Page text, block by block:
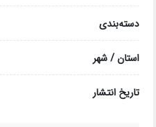
دسته‌بندی
استان / شهر
تاریخ انتشار